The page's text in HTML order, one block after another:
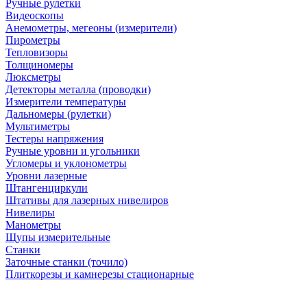
Ручные рулетки
Видеоскопы
Анемометры, мегеоны (измерители)
Пирометры
Тепловизоры
Толщиномеры
Люксметры
Детекторы металла (проводки)
Измерители температуры
Дальномеры (рулетки)
Мультиметры
Тестеры напряжения
Ручные уровни и угольники
Угломеры и уклонометры
Уровни лазерные
Штангенциркули
Штативы для лазерных нивелиров
Нивелиры
Манометры
Щупы измерительные
Станки
Заточные станки (точило)
Плиткорезы и камнерезы стационарные